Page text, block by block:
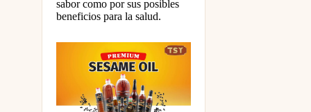
sabor como por sus posibles
beneficios para la salud.